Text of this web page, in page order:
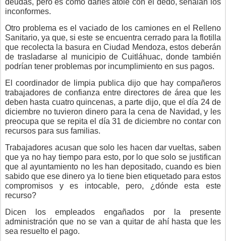
deudas, pero es como darles atole con el dedo, señalan los
inconformes.
Otro problema es el vaciado de los camiones en el Relleno
Sanitario, ya que, si este se encuentra cerrado para la flotilla
que recolecta la basura en Ciudad Mendoza, estos deberán
de trasladarse al municipio de Cuitláhuac, donde también
podrían tener problemas por incumplimiento en sus pagos.
El coordinador de limpia publica dijo que hay compañeros
trabajadores de confianza entre directores de área que les
deben hasta cuatro quincenas, a parte dijo, que el día 24 de
diciembre no tuvieron dinero para la cena de Navidad, y les
preocupa que se repita el día 31 de diciembre no contar con
recursos para sus familias.
Trabajadores acusan que solo les hacen dar vueltas, saben
que ya no hay tiempo para esto, por lo que solo se justifican
que al ayuntamiento no les han depositado, cuando es bien
sabido que ese dinero ya lo tiene bien etiquetado para estos
compromisos y es intocable, pero, ¿dónde esta este
recurso?
Dicen los empleados engañados por la presente
administración que no se van a quitar de ahí hasta que les
sea resuelto el pago.